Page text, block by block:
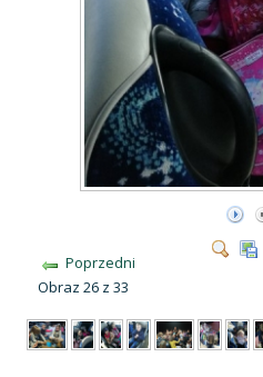
Poprzedni
Obraz 26 z 33